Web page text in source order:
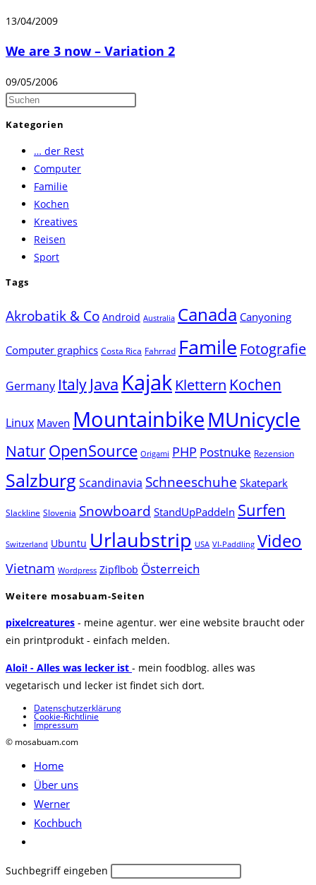
13/04/2009
We are 3 now – Variation 2
09/05/2006
Press
Kategorien
… der Rest
Computer
Familie
Kochen
Kreatives
Reisen
Sport
Tags
Akrobatik & Co Android Australia Canada Canyoning
Computer graphics Costa Rica Fahrrad Famile Fotografie
Germany Italy Java Kajak Klettern Kochen
Linux Maven MountainbikeMUnicycle
NaturOpenSource Origami PHP Postnuke Rezension
SalzburgScandinavia Schneeschuhe Skatepark
Slackline Slovenia Snowboard StandUpPaddeln Surfen
Switzerland Ubuntu Urlaubstrip USA VI-Paddling Video
Vietnam Wordpress Zipflbob Österreich
Weitere mosabuam-Seiten
pixelcreatures - meine agentur. wer eine website braucht oder
ein printprodukt - einfach melden.
Aloi! - Alles was lecker ist - mein foodblog. alles was
vegetarisch und lecker ist findet sich dort.
Datenschutzerklärung
Cookie-Richtlinie
Impressum
© mosabuam.com
Home
Über uns
Werner
Kochbuch
umschalten
Diese
Suchbegriff eingeben